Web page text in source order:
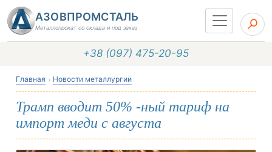
АЗОВПРОМСТАЛЬ
Металлопрокат со склада и под заказ
+38 (097) 475-20-95
Главная Новости металлургии
Трамп вводит 50% -ный тариф на
импорт меди с августа